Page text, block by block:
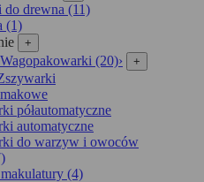
drewna (11)
(1)
+
(20)› +
półautomatyczne
automatyczne
do warzyw i owoców
(4)